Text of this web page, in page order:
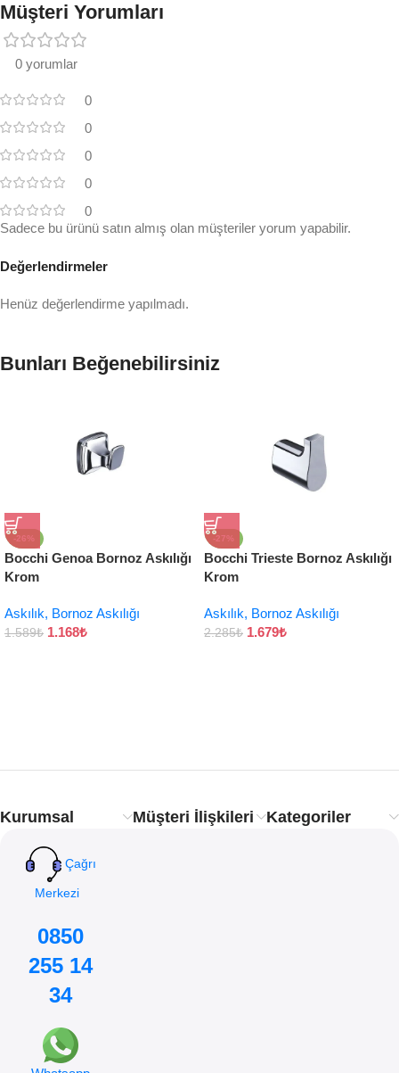
Müşteri Yorumları
0 yorumlar
0
0
0
0
0
Değerlendirmeler
Henüz değerlendirme yapılmadı.
Sadece bu ürünü satın almış olan müşteriler yorum yapabilir.
Bunları Beğenebilirsiniz
-26%
Bocchi Genoa Bornoz Askılığı
Krom
Askılık, Bornoz Askılığı
1.589₺ 1.168₺
-27%
Bocchi Trieste Bornoz Askılığı
Krom
Askılık, Bornoz Askılığı
2.285₺ 1.679₺
Kurumsal Müşteri İlişkileri Kategoriler
Çağrı
Merkezi
0850
255 14
34